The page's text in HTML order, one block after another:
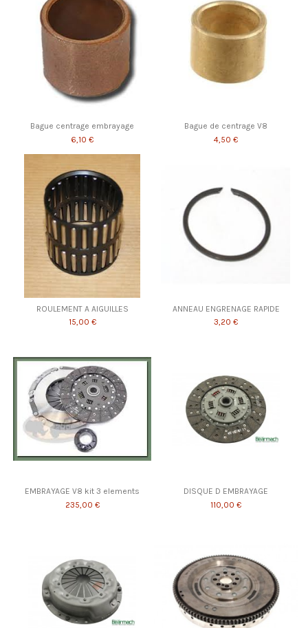
Bague centrage embrayage
6,10 €
Bague de centrage V8
4,50 €
ROULEMENT A AIGUILLES
15,00 €
ANNEAU ENGRENAGE RAPIDE
3,20 €
EMBRAYAGE V8 kit 3 elements
235,00 €
DISQUE D EMBRAYAGE
110,00 €